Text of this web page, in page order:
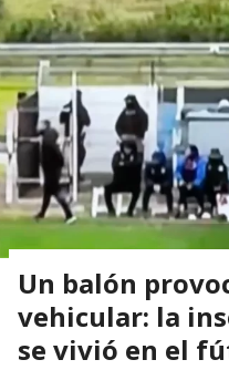
Un balón
vehicular: la
se vivió en el